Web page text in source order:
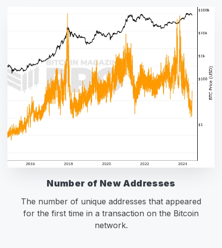
Number of New Addresses
The number of unique addresses that appeared
for the first time in a transaction on the Bitcoin
network.